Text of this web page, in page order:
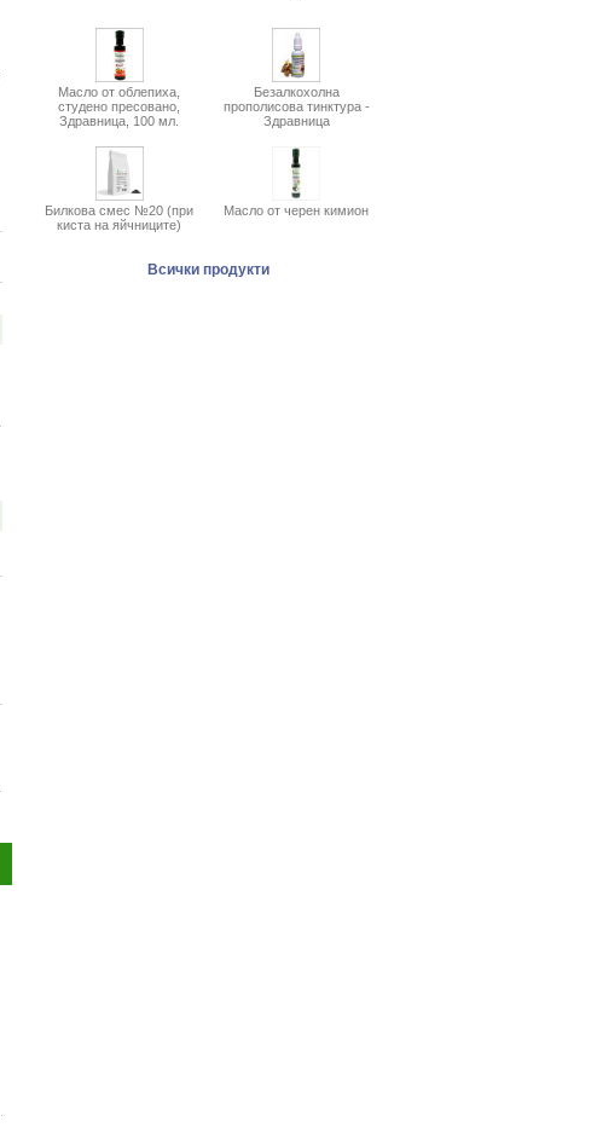
Масло от облепиха,
студено пресовано,
Здравница, 100 мл.
Безалкохолна
прополисова тинктура -
Здравница
Билкова смес №20 (при
киста на яйчниците)
Масло от черен кимион
Всички продукти